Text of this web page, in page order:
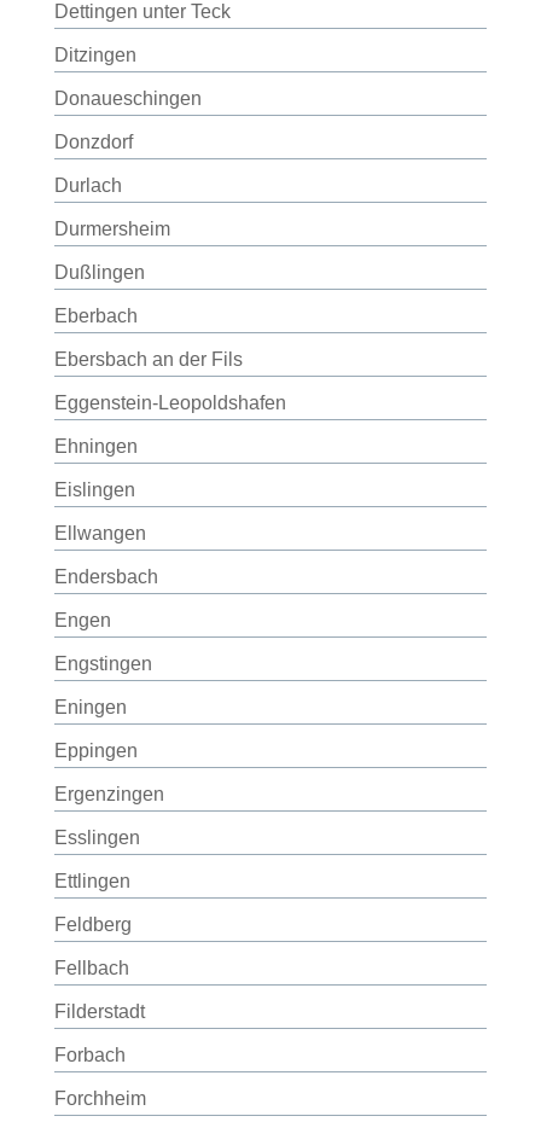
Dettingen unter Teck
Ditzingen
Donaueschingen
Donzdorf
Durlach
Durmersheim
Dußlingen
Eberbach
Ebersbach an der Fils
Eggenstein-Leopoldshafen
Ehningen
Eislingen
Ellwangen
Endersbach
Engen
Engstingen
Eningen
Eppingen
Ergenzingen
Esslingen
Ettlingen
Feldberg
Fellbach
Filderstadt
Forbach
Forchheim